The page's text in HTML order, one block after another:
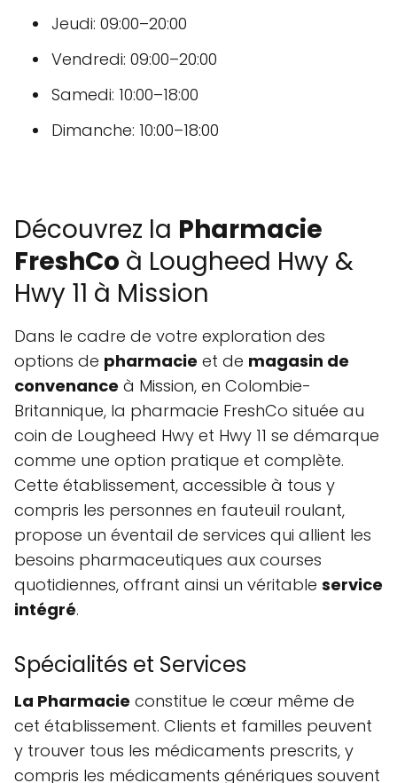
Jeudi: 09:00–20:00
Vendredi: 09:00–20:00
Samedi: 10:00–18:00
Dimanche: 10:00–18:00
Découvrez la Pharmacie
FreshCo à Lougheed Hwy &
Hwy 11 à Mission
Dans le cadre de votre exploration des
options de pharmacie et de magasin de
convenance à Mission, en Colombie-
Britannique, la pharmacie FreshCo située au
coin de Lougheed Hwy et Hwy 11 se démarque
comme une option pratique et complète.
Cette établissement, accessible à tous y
compris les personnes en fauteuil roulant,
propose un éventail de services qui allient les
besoins pharmaceutiques aux courses
quotidiennes, offrant ainsi un véritable service
intégré.
Spécialités et Services
La Pharmacie constitue le cœur même de
cet établissement. Clients et familles peuvent
y trouver tous les médicaments prescrits, y
compris les médicaments génériques souvent